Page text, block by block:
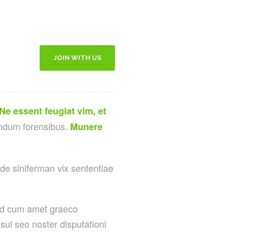
JOIN WITH US
Ne essent feugiat vim, et
forensibus. Munere
siniferman vix sententiae
cum amet graeco
seo noster disputationi